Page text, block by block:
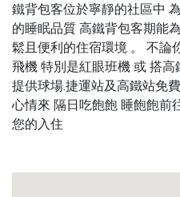
鐵背包客位於寧靜的社區中
的睡眠品質 高鐵背包客期能
鬆且便利的住宿環境 。 不論
飛機 特別是紅眼班機 或 搭
提供球場.捷運站及高鐵站免
心情來 隔日吃飽飽 睡飽飽前
您的入住